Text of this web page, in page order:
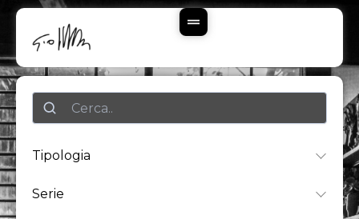
Contenuto
Ricerca
Tipologia
Serie